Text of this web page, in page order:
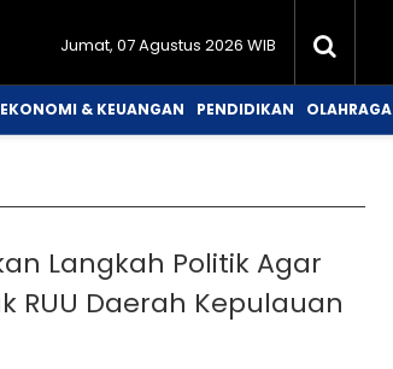
Jumat, 07 Agustus 2026 WIB
EKONOMI & KEUANGAN PENDIDIKAN OLAHRAGA
Langkah Politik Agar
RUU Daerah Kepulauan